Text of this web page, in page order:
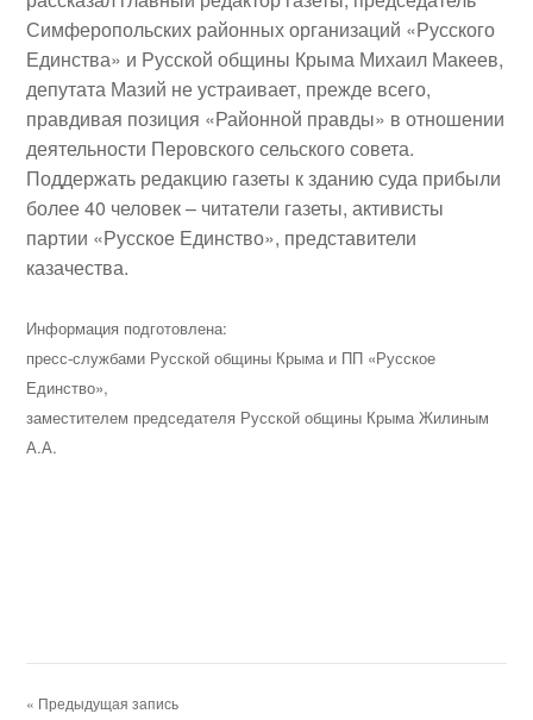
Симферопольских районных организаций «Русского
Единства» и Русской общины Крыма Михаил Макеев,
депутата Мазий не устраивает, прежде всего,
правдивая позиция «Районной правды» в отношении
деятельности Перовского сельского совета.
Поддержать редакцию газеты к зданию суда прибыли
более 40 человек – читатели газеты, активисты
партии «Русское Единство», представители
казачества.
Информация подготовлена:
пресс-службами Русской общины Крыма и ПП «Русское
Единство»,
заместителем председателя Русской общины Крыма Жилиным
А.А.
« Предыдущая запись